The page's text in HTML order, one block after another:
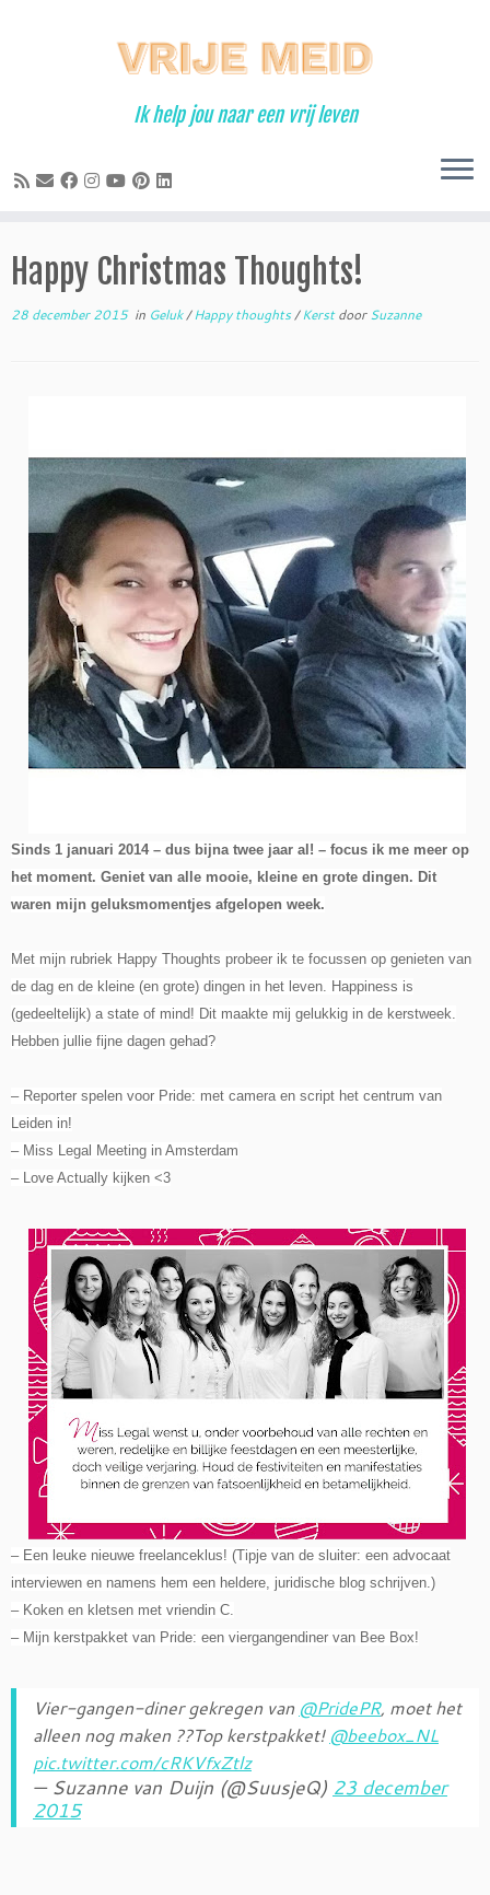
Ik help jou naar een vrij leven
Happy Christmas Thoughts!
28 december 2015in Geluk/Happy thoughts/KerstdoorSuzanne
Sinds 1 januari 2014 – dus bijna twee jaar al! – focus ik me meer op
het moment. Geniet van alle mooie, kleine en grote dingen. Dit
waren mijn geluksmomentjes afgelopen week.
Met mijn rubriek Happy Thoughts probeer ik te focussen op genieten van
de dag en de kleine (en grote) dingen in het leven. Happiness is
(gedeeltelijk) a state of mind! Dit maakte mij gelukkig in de kerstweek
Hebben jullie fijne dagen gehad?
– Reporter spelen voor Pride: met camera en script het centrum van
Leiden in!
– Miss Legal Meeting in Amsterdam
– Love Actually kijken <3
– Een leuke nieuwe freelanceklus! (Tipje van de sluiter: een advocaat
interviewen en namens hem een heldere, juridische blog schrijven.)
– Koken en kletsen met vriendin C.
– Mijn kerstpakket van Pride: een viergangendiner van Bee Box!
Vier-gangen-diner gekregen van @PridePR, moet het
alleen nog maken ??Top kerstpakket! @beebox_NL
pic.twitter.com/cRKVfxZtlz
— Suzanne van Duijn (@SuusjeQ) 23 december
2015